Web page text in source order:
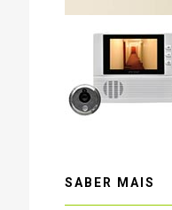
SABER MAIS